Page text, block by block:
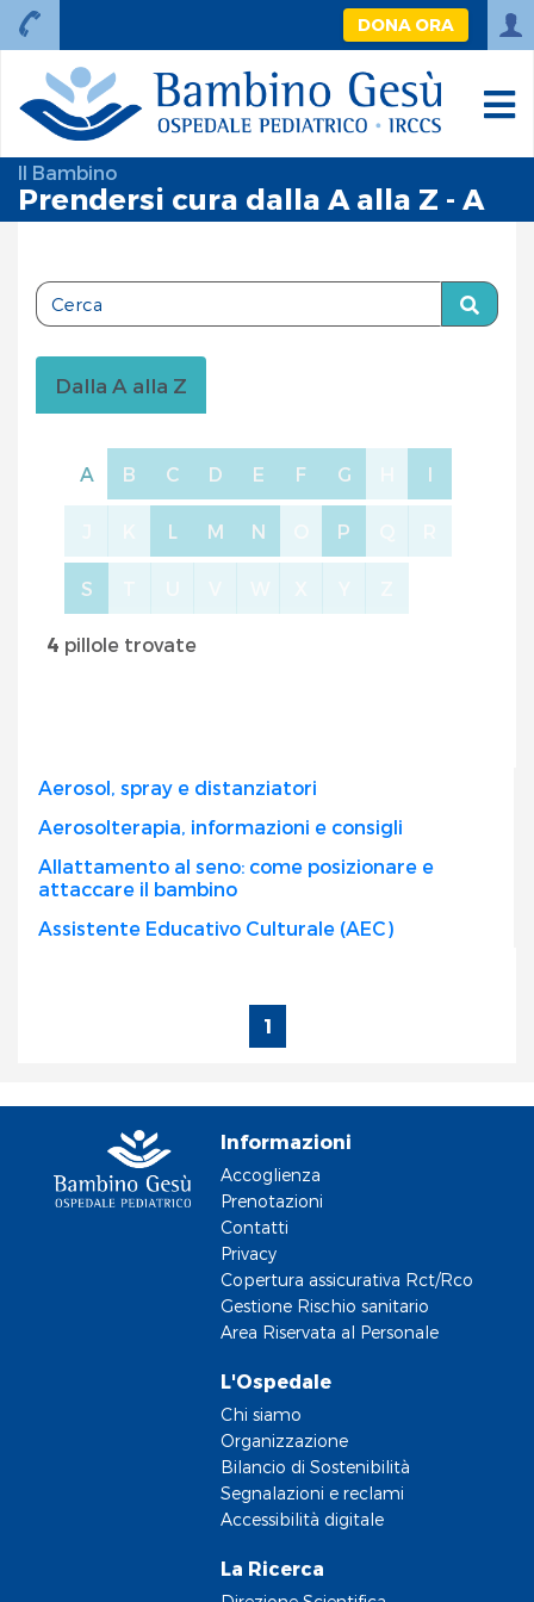
DONA ORA
Il Bambino
Prendersi cura dalla A alla Z - A
Dalla A alla Z
A B C D E F G I
L M N P
S
4 pillole trovate
Aerosol, spray e distanziatori
Aerosolterapia, informazioni e consigli
Allattamento al seno: come posizionare e
attaccare il bambino
Assistente Educativo Culturale (AEC)
1
Informazioni
Accoglienza
Prenotazioni
Contatti
Privacy
Copertura assicurativa Rct/Rco
Gestione Rischio sanitario
Area Riservata al Personale
L'Ospedale
Chi siamo
Organizzazione
Bilancio di Sostenibilità
Segnalazioni e reclami
Accessibilità digitale
La Ricerca